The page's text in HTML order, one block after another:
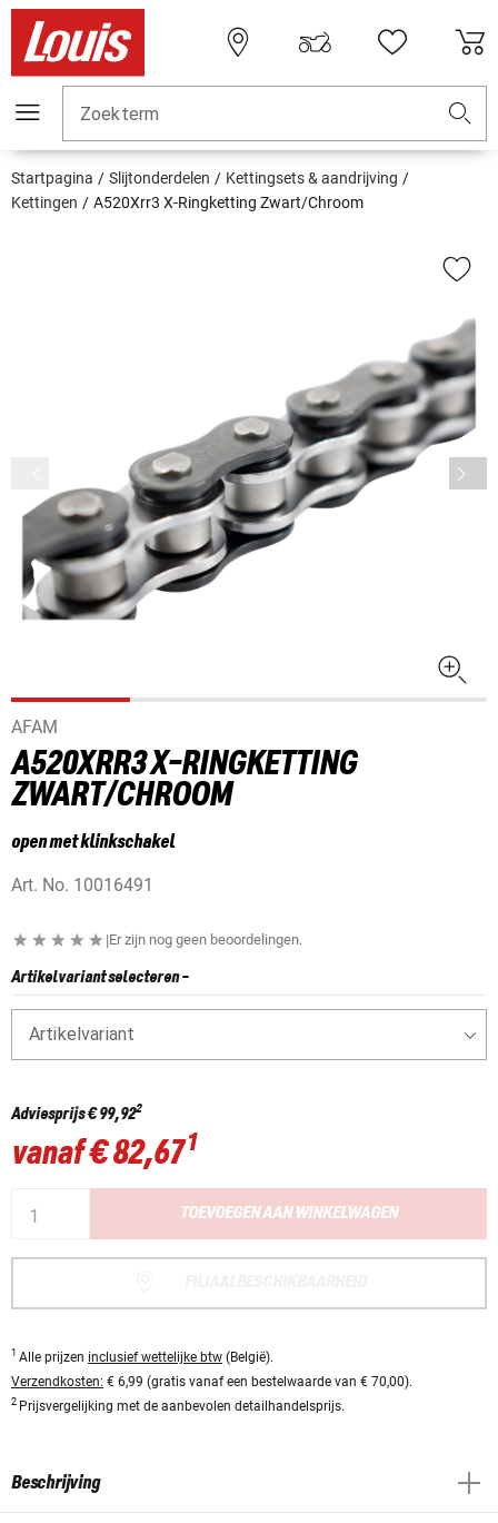
Zoekterm
Startpagina Slijtonderdelen
Kettingsets & aandrijving
Kettingen
A520Xrr3 X-Ringketting Zwart/Chroom
AFAM
A520XRR3 X-RINGKETTING
ZWART/CHROOM
open met klinkschakel
Art. No. 10016491
|Er zijn nog geen beoordelingen.
Artikelvariant selecteren-
Artikelvariant
Adviesprijs€ 99,922
vanaf€ 82,671
TOEVOEGEN AAN WINKELWAGEN
1 Alle prijzen inclusief wettelijke btw (België).
Verzendkosten: € 6,99 (gratis vanaf een bestelwaarde van € 70,00).
2 Prijsvergelijking met de aanbevolen detailhandelsprijs.
Beschrijving